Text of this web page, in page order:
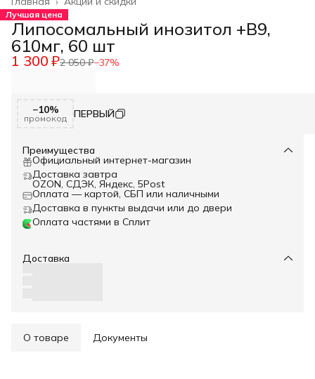
Лучшая цена
Липосомальный инозитол +В9,
610мг, 60 шт
1 300 ₽2 050 ₽−37%
−10%
промокод ПЕРВЫЙ
Преимущества
Официальный интернет-магазин
Доставка завтра
OZON, СДЭК, Яндекс, 5Post
Оплата — картой, СБП или наличными
Доставка в пункты выдачи или до двери
Оплата частями в Сплит
Доставка
О товаре Документы